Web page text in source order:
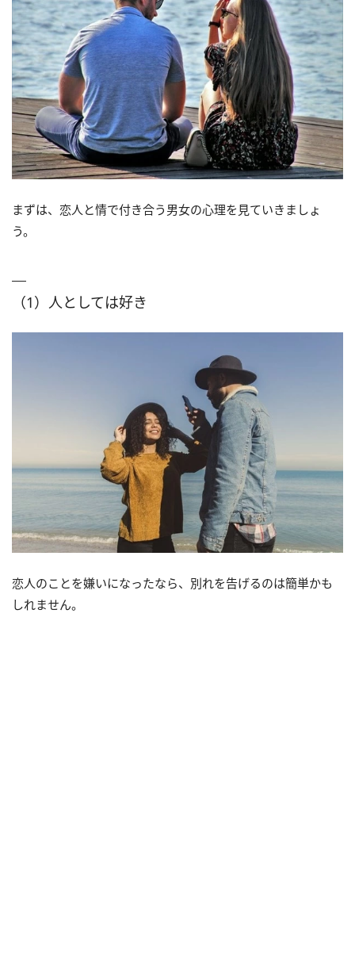
まずは、恋人と情で付き合う男女の心理を見ていきましょ
う。
（1）人としては好き
恋人のことを嫌いになったなら、別れを告げるのは簡単かも
しれません。